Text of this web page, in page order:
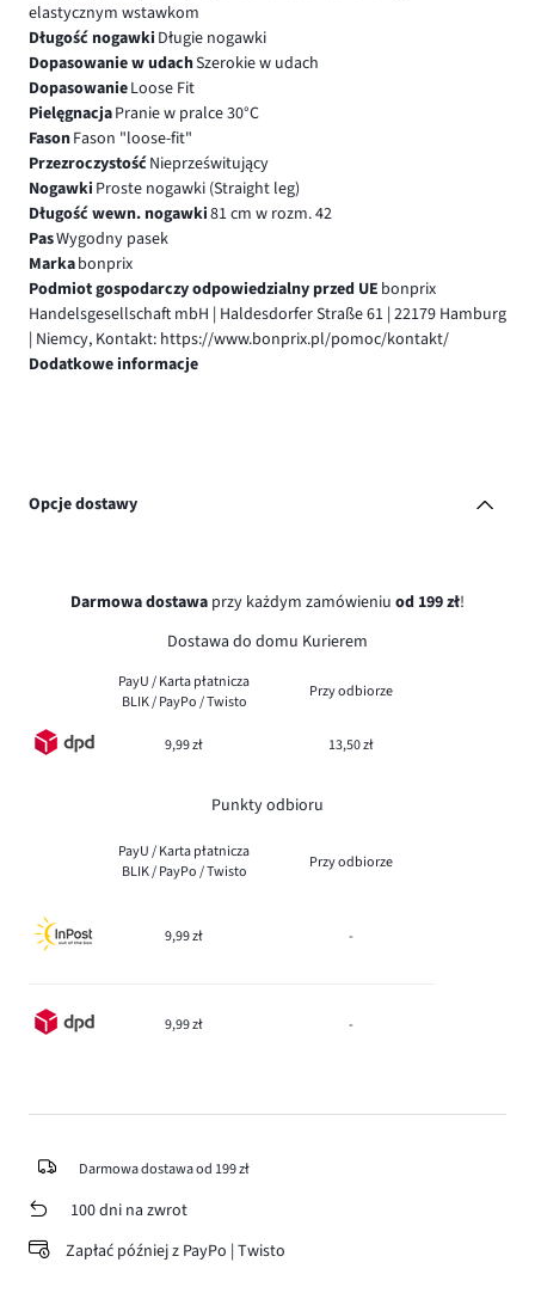
elastycznym wstawkom
Długość nogawki Długie nogawki
Dopasowanie w udachSzerokie w udach
DopasowanieLoose Fit
PielęgnacjaPranie w pralce 30°C
FasonFason "loose-fit"
PrzezroczystośćNieprześwitujący
Nogawki Proste nogawki (Straight leg)
Długość wewn. nogawki81 cm w rozm. 42
PasWygodny pasek
Markabonprix
Podmiot gospodarczy odpowiedzialny przed UE bonprix
Handelsgesellschaft mbH | Haldesdorfer Straße 61 | 22179 Hamburg
| Niemcy, Kontakt: https://www.bonprix.pl/pomoc/kontakt/
Dodatkowe informacje
Opcje dostawy
Darmowa dostawa przy każdym zamówieniu od 199 zł!
Dostawa do domu Kurierem
PayU / Karta płatnicza
BLIK / PayPo / Twisto
Przy odbiorze
9,99 zł 13,50 zł
Punkty odbioru
PayU / Karta płatnicza
BLIK / PayPo / Twisto
Przy odbiorze
9,99 zł -
9,99 zł -
Darmowa dostawa od 199 zł
100 dni na zwrot
Zapłać później z PayPo | Twisto